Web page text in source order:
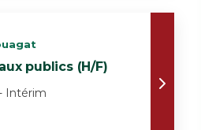
publics (H/F)
Intérim